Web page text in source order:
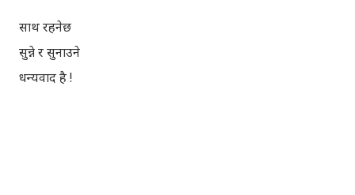
साथ रहनेछ
सुन्ने र सुनाउने
धन्यवाद है !